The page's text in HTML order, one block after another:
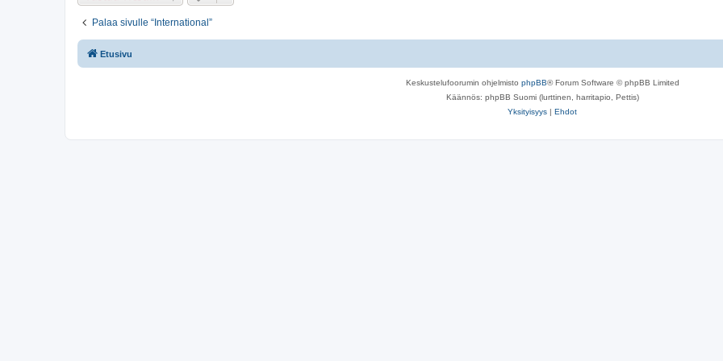
Palaa sivulle “International”
Etusivu
Keskustelufoorumin ohjelmisto phpBB® Forum Software © phpBB Limited
Käännös: phpBB Suomi (lurttinen, harritapio, Pettis)
Yksityisyys | Ehdot